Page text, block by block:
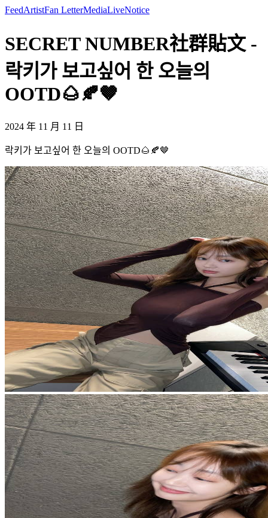
FeedArtistFan LetterMediaLiveNotice
SECRET NUMBER社群貼文 -
락키가 보고싶어 한 오늘의
OOTD🌰🍂🤎
2024 年 11 月 11 日
락키가 보고싶어 한 오늘의 OOTD🌰🍂🤎